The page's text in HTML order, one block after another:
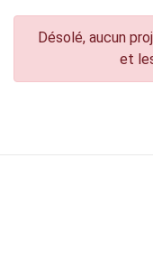
Désolé, aucun
et